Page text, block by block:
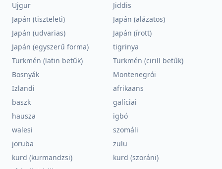
Ujgur
Jiddis
Japán (tiszteleti)
Japán (alázatos)
Japán (udvarias)
Japán (írott)
Japán (egyszerű forma)
tigrinya
Türkmén (latin betűk)
Türkmén (cirill betűk)
Bosnyák
Montenegrói
Izlandi
afrikaans
baszk
galíciai
hausza
igbó
walesi
szomáli
joruba
zulu
kurd (kurmandzsi)
kurd (szoráni)